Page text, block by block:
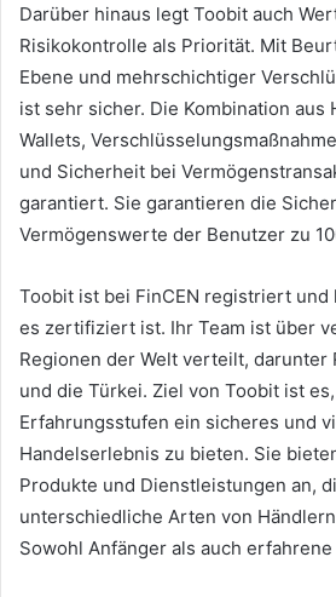
Darüber hinaus legt Toobit auch
Risikokontrolle als Priorität. Mit
Ebene und mehrschichtiger
ist sehr sicher. Die Kombination aus
Wallets,
und Sicherheit bei
garantiert. Sie garantieren die
Vermögenswerte der Benutzer zu
Toobit ist bei FinCEN registriert
es zertifiziert ist. Ihr Team ist über
Regionen der Welt verteilt, darunter
und die Türkei. Ziel von Toobit ist
Erfahrungsstufen ein sicheres und
Handelserlebnis zu bieten. Sie
Produkte und Dienstleistungen an,
unterschiedliche Arten von
Sowohl Anfänger als auch erfahrene